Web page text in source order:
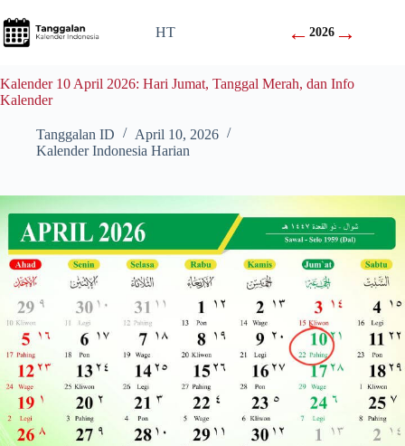
to
content
HT ←2026 →
Kalender 10 April 2026: Hari Jumat, Tanggal Merah, dan Info
Kalender
Tanggalan ID
April 10, 2026
Kalender Indonesia Harian